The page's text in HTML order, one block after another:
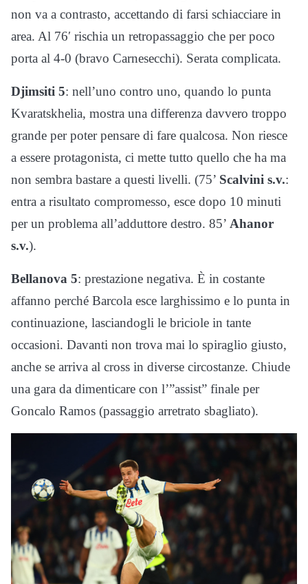
non va a contrasto, accettando di farsi schiacciare in
area. Al 76′ rischia un retropassaggio che per poco
porta al 4-0 (bravo Carnesecchi). Serata complicata.
Djimsiti 5: nell’uno contro uno, quando lo punta
Kvaratskhelia, mostra una differenza davvero troppo
grande per poter pensare di fare qualcosa. Non riesce
a essere protagonista, ci mette tutto quello che ha ma
non sembra bastare a questi livelli. (75’ Scalvini s.v.:
entra a risultato compromesso, esce dopo 10 minuti
per un problema all’adduttore destro. 85’ Ahanor
s.v.).
Bellanova 5: prestazione negativa. È in costante
affanno perché Barcola esce larghissimo e lo punta in
continuazione, lasciandogli le briciole in tante
occasioni. Davanti non trova mai lo spiraglio giusto,
anche se arriva al cross in diverse circostanze. Chiude
una gara da dimenticare con l’”assist” finale per
Goncalo Ramos (passaggio arretrato sbagliato).